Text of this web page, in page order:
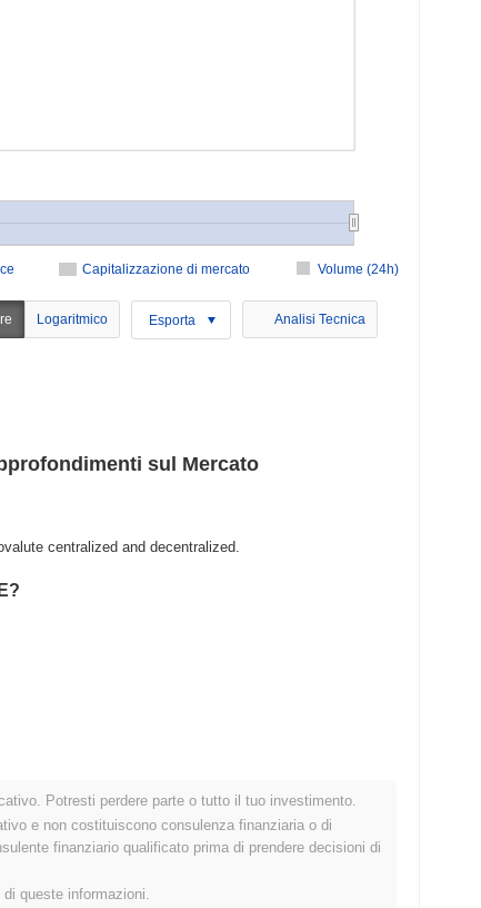
Capitalizzazione di mercato Volume (24h)
Logaritmico Esporta Analisi Tecnica
sul Mercato
centralized and decentralized.
crypto più ampio?
mercato crypto complessivo che ha registrato un guadagno
rispetto allo slancio del mercato più ampio.
Potresti perdere parte o tutto il tuo investimento.
e non costituiscono consulenza finanziaria o di
finanziario qualificato prima di prendere decisioni di
queste informazioni.